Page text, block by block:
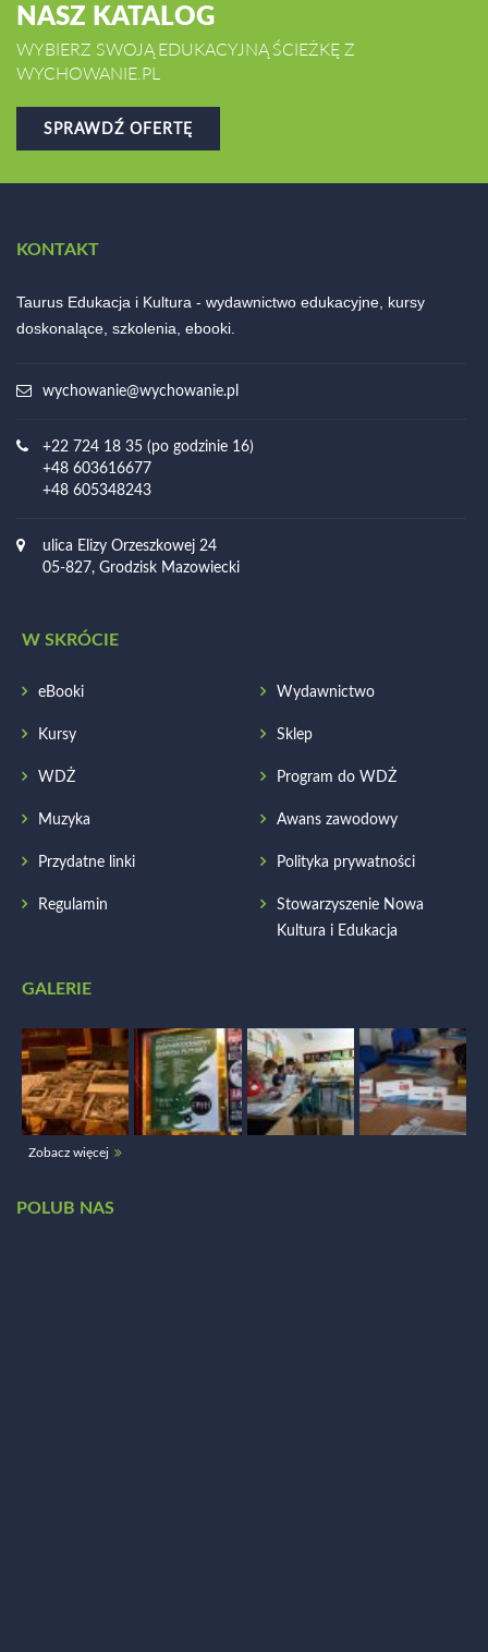
NASZ KATALOG
WYBIERZ SWOJĄ EDUKACYJNĄ ŚCIEŻKĘ Z
WYCHOWANIE.PL
SPRAWDŹ OFERTĘ
KONTAKT
Taurus Edukacja i Kultura - wydawnictwo edukacyjne, kursy
doskonalące, szkolenia, ebooki.
wychowanie@wychowanie.pl
+22 724 18 35 (po godzinie 16)
+48 603616677
+48 605348243
ulica Elizy Orzeszkowej 24
05-827, Grodzisk Mazowiecki
W SKRÓCIE
eBooki Wydawnictwo
Kursy Sklep
WDŻ Program do WDŻ
Muzyka Awans zawodowy
Przydatne linki Polityka prywatności
Regulamin
Stowarzyszenie Nowa
Kultura i Edukacja
GALERIE
Zobacz więcej
POLUB NAS